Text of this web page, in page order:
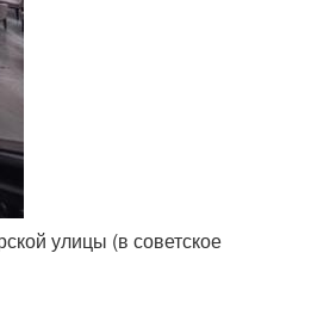
улицы (в советское